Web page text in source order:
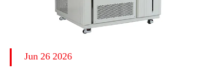
Jun 26 2026